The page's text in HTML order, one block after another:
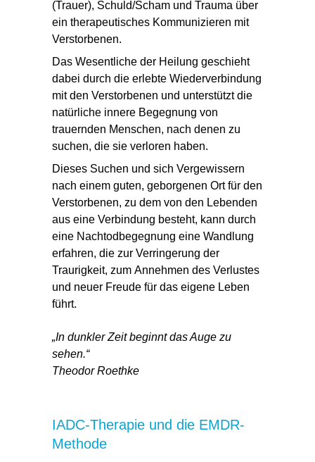
(Trauer), Schuld/Scham und Trauma über
ein therapeutisches Kommunizieren mit
Verstorbenen.
Das Wesentliche der Heilung geschieht
dabei durch die erlebte Wiederverbindung
mit den Verstorbenen und unterstützt die
natürliche innere Begegnung von
trauernden Menschen, nach denen zu
suchen, die sie verloren haben.
Dieses Suchen und sich Vergewissern
nach einem guten, geborgenen Ort für den
Verstorbenen, zu dem von den Lebenden
aus eine Verbindung besteht, kann durch
eine Nachtodbegegnung eine Wandlung
erfahren, die zur Verringerung der
Traurigkeit, zum Annehmen des Verlustes
und neuer Freude für das eigene Leben
führt.
„In dunkler Zeit beginnt das Auge zu
sehen.“
Theodor Roethke
IADC-Therapie und die EMDR-
Methode